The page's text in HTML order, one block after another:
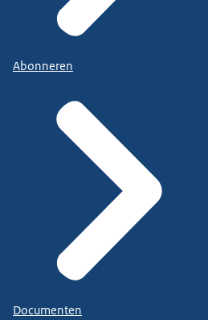
Abonneren
Documenten